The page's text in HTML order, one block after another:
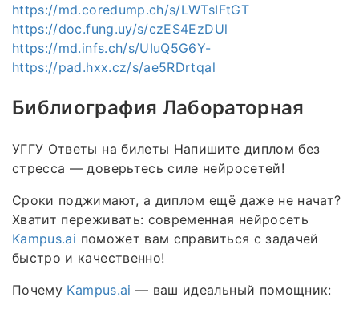
https://md.coredump.ch/s/LWTsIFtGT
https://doc.fung.uy/s/czES4EzDUl
https://md.infs.ch/s/UIuQ5G6Y-
https://pad.hxx.cz/s/ae5RDrtqal
Библиография Лабораторная
УГГУ Ответы на билеты Напишите диплом без
стресса — доверьтесь силе нейросетей!
Сроки поджимают, а диплом ещё даже не начат?
Хватит переживать: современная нейросеть
Kampus.ai поможет вам справиться с задачей
быстро и качественно!
Почему Kampus.ai — ваш идеальный помощник: